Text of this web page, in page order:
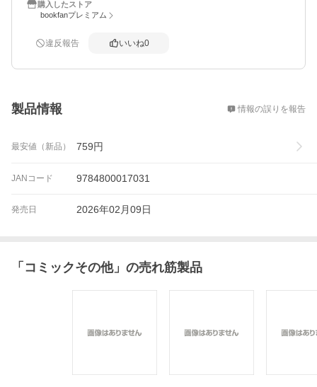
購入したストア
bookfanプレミアム
違反報告 いいね0
製品情報 情報の誤りを報告
最安値（新品） 759円
JANコード 9784800017031
発売日 2026年02月09日
「 コミックその他」の売れ筋製品